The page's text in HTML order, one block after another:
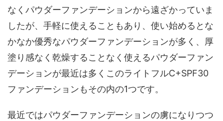
なくパウダーファンデーションから遠ざかっていま
したが、手軽に使えることもあり、使い始めるとな
かなか優秀なパウダーファンデーションが多く、厚
塗り感なく乾燥することなく使えるパウダーファン
デーションが最近は多くこのライトフルC+SPF30
ファンデーションもその内の1つです。
最近ではパウダーファンデーションの虜になりつつ